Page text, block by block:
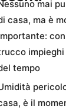
mai
casa, ma è
impieghi
tempo
è il